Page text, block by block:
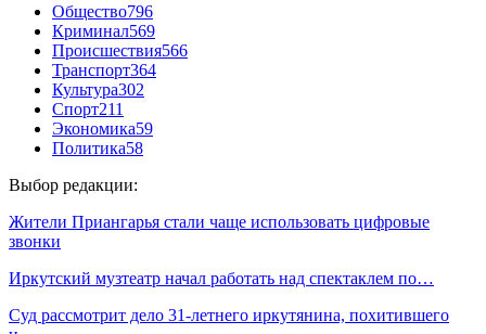
Общество796
Криминал569
Происшествия566
Транспорт364
Культура302
Спорт211
Экономика59
Политика58
Выбор редакции:
Жители Приангарья стали чаще использовать цифровые
звонки
Иркутский музтеатр начал работать над спектаклем по…
Суд рассмотрит дело 31-летнего иркутянина, похитившего